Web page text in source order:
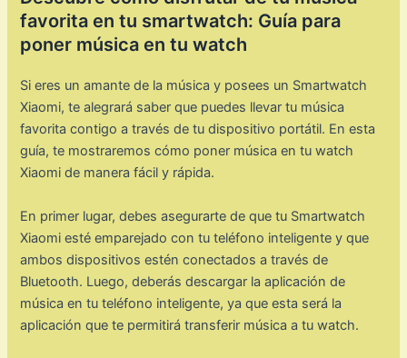
favorita en tu smartwatch: Guía para
poner música en tu watch
Si eres un amante de la música y posees un Smartwatch
Xiaomi, te alegrará saber que puedes llevar tu música
favorita contigo a través de tu dispositivo portátil. En esta
guía, te mostraremos cómo poner música en tu watch
Xiaomi de manera fácil y rápida.
En primer lugar, debes asegurarte de que tu Smartwatch
Xiaomi esté emparejado con tu teléfono inteligente y que
ambos dispositivos estén conectados a través de
Bluetooth. Luego, deberás descargar la aplicación de
música en tu teléfono inteligente, ya que esta será la
aplicación que te permitirá transferir música a tu watch.